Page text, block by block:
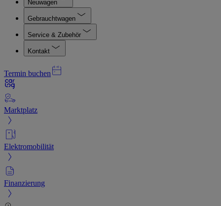
Neuwagen
Gebrauchtwagen
Service & Zubehör
Kontakt
Termin buchen
Marktplatz
Elektromobilität
Finanzierung